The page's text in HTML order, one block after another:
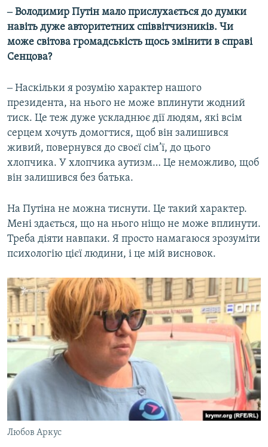
‒ Володимир Путін мало прислухається до думки
навіть дуже авторитетних співвітчизників. Чи
може світова громадськість щось змінити в справі
Сенцова?
‒ Наскільки я розумію характер нашого
президента, на нього не може вплинути жодний
тиск. Це теж дуже ускладнює дії людям, які всім
серцем хочуть домогтися, щоб він залишився
живий, повернувся до своєї сім’ї, до цього
хлопчика. У хлопчика аутизм… Це неможливо, щоб
він залишився без батька.
На Путіна не можна тиснути. Це такий характер.
Мені здається, що на нього ніщо не може вплинути.
Треба діяти навпаки. Я просто намагаюся зрозуміти
психологію цієї людини, і це мій висновок.
Любов Аркус